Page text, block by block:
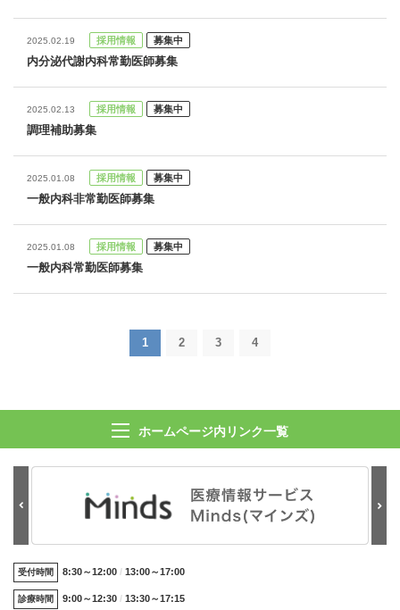
2025.02.19 採用情報 募集中
内分泌代謝内科常勤医師募集
2025.02.13 採用情報 募集中
調理補助募集
2025.01.08 採用情報 募集中
一般内科非常勤医師募集
2025.01.08 採用情報 募集中
一般内科常勤医師募集
1 2 3 4
ホームページ内リンク一覧
受付時間 8:30～12:00 13:00～17:00
診療時間 9:00～12:30 13:30～17:15